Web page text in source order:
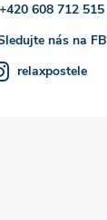
+420 608 712 515
nás na FB
relaxpostele